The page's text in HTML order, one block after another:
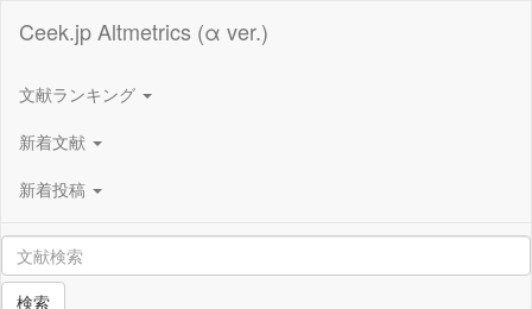
Ceek.jp Altmetrics (α ver.)
文献ランキング
新着文献
新着投稿
検索